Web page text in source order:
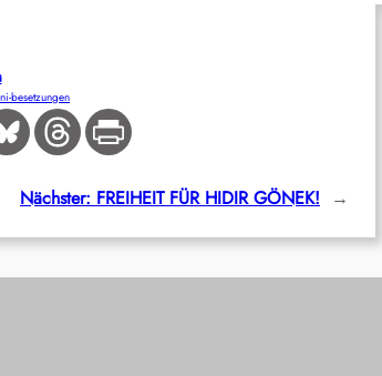
besetzungen
Nächster: FREIHEIT FÜR HIDIR GÖNEK! →